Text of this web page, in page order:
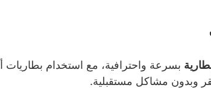
بسرعة واحترافية، مع استخدام بطاريات
وبدون مشاكل مستقبلية.